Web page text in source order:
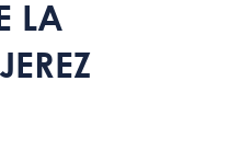
LA